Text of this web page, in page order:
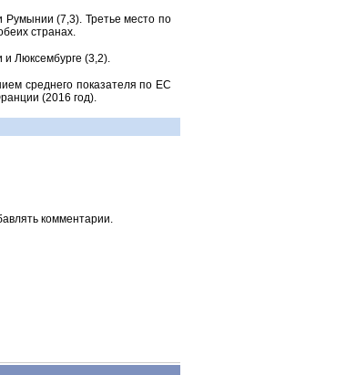
Румынии (7,3). Третье место по
странах.
Люксембурге (3,2).
среднего показателя по ЕС
(2016 год).
комментарии.